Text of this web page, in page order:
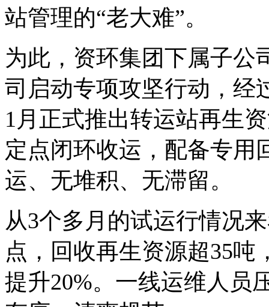
站管理的“老大难”。
为此，资环集团下属子
司启动专项攻坚行动，经
1月正式推出转运站再生
定点闭环收运，配备专用
运、无堆积、无滞留。
从3个多月的试运行情况
点，回收再生资源超35吨
提升20%。一线运维人员